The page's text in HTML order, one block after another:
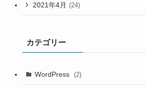
2021年4月 (24)
カテゴリー
WordPress (2)